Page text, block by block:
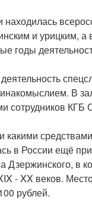
и урицким, а
годы
В
сотрудников КГБ
какими
в России ещё
в
- XX веков.
рублей.